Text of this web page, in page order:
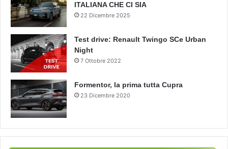
ITALIANA CHE CI SIA
22 Dicembre 2025
Test drive: Renault Twingo SCe Urban
Night
7 Ottobre 2022
Formentor, la prima tutta Cupra
23 Dicembre 2020